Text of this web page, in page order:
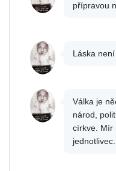
přípravou
Láska není
Válka je
národ,
církve. Mír
jednotlivec.